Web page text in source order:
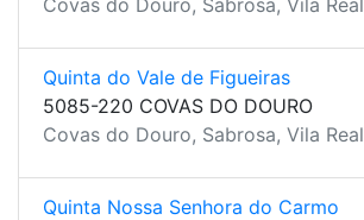
Covas do Douro, Sabrosa, Vila Real
Quinta do Vale de Figueiras
5085-220 COVAS DO DOURO
Covas do Douro, Sabrosa, Vila Real
Quinta Nossa Senhora do Carmo